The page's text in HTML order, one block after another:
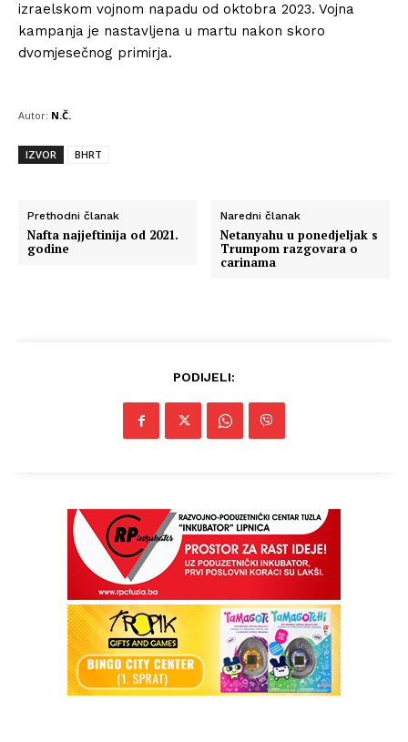
izraelskom vojnom napadu od oktobra 2023. Vojna
kampanja je nastavljena u martu nakon skoro
dvomjesečnog primirja.
Autor: N.Č.
IZVOR BHRT
Prethodni članak
Nafta najjeftinija od 2021.
godine
Naredni članak
Netanyahu u ponedjeljak s
Trumpom razgovara o
carinama
PODIJELI: